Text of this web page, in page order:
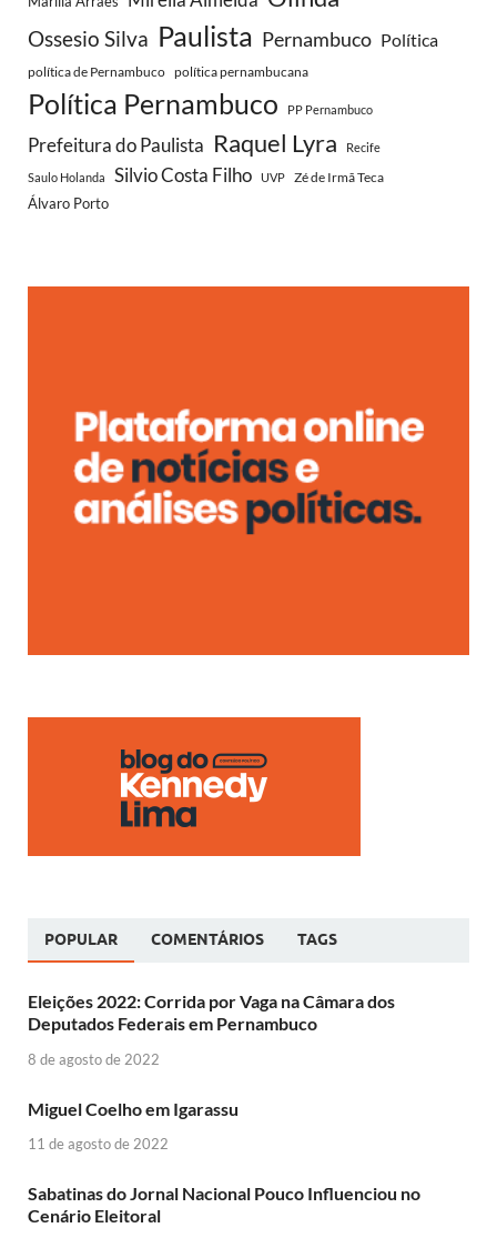
Ossesio Silva Paulista Pernambuco Política
política de Pernambuco política pernambucana
Política Pernambuco PP Pernambuco
Prefeitura do Paulista Raquel Lyra Recife
Saulo Holanda Silvio Costa Filho UVP
Zé de Irmã Teca
Álvaro Porto
POPULAR COMENTÁRIOS TAGS
Eleições 2022: Corrida por Vaga na Câmara dos
Deputados Federais em Pernambuco
8 de agosto de 2022
Miguel Coelho em Igarassu
11 de agosto de 2022
Sabatinas do Jornal Nacional Pouco Influenciou no
Cenário Eleitoral